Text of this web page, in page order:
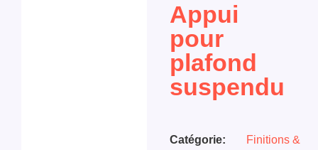
Appui
pour
plafond
suspendu
Catégorie:
Finitions &